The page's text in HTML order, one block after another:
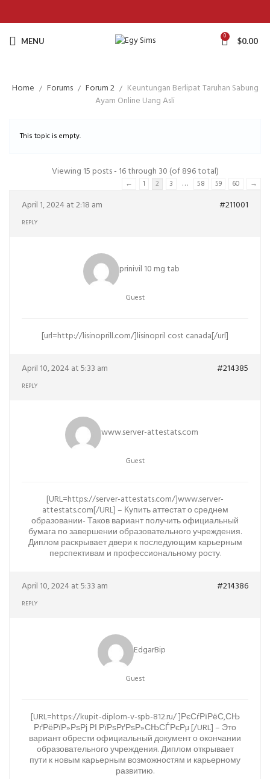
MENU 0 $0.00
Home Forums Forum 2
Keuntungan Berlipat Taruhan Sabung
Ayam Online Uang Asli
This topic is empty.
Viewing 15 posts - 16 through 30 (of 896 total)
← 1 2 3 … 58 59 60 →
April 1, 2024 at 2:18 am #211001
REPLY
prinivil 10 mg tab
Guest
[url=http://lisinoprill.com/]lisinopril cost canada[/url]
April 10, 2024 at 5:33 am #214385
REPLY
www.server-attestats.com
Guest
[URL=https://server-attestats.com/]www.server-
attestats.com[/URL] – Купить аттестат о среднем
образовании- Таков вариант получить официальный
бумага по завершении образовательного учреждения.
Диплом раскрывает двери к последующим карьерным
перспективам и профессиональному росту.
April 10, 2024 at 5:33 am #214386
REPLY
EdgarBip
Guest
[URL=https://kupit-diplom-v-spb-812.ru/ ]РєСѓРїРёС‚СЊ
РґРёРїР»РѕРј РІ РїРѕРґРѕР»СЊСЃРєРµ [/URL] – Это
вариант обрести официальный документ о окончании
образовательного учреждения. Диплом открывает
пути к новым карьерным возможностям и карьерному
развитию.